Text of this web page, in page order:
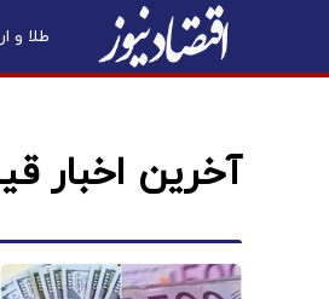
طلا و
آخرین اخبار